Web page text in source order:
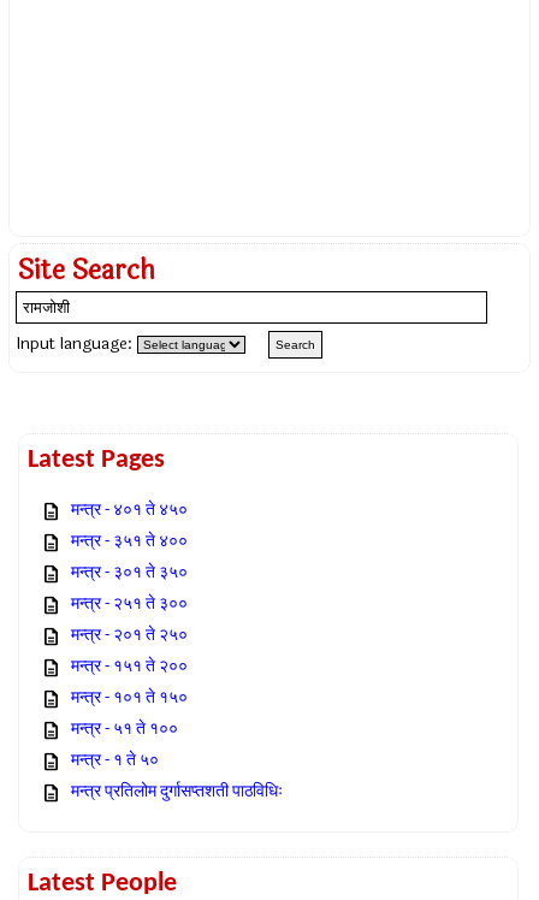
Site Search
Input language:
Latest Pages
मन्त्र - ४०१ ते ४५०
मन्त्र - ३५१ ते ४००
मन्त्र - ३०१ ते ३५०
मन्त्र - २५१ ते ३००
मन्त्र - २०१ ते २५०
मन्त्र - १५१ ते २००
मन्त्र - १०१ ते १५०
मन्त्र - ५१ ते १००
मन्त्र - १ ते ५०
मन्त्र प्रतिलोम दुर्गासप्तशती पाठविधिः
Latest People